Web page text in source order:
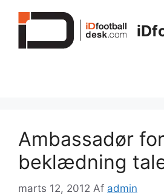
Ambassadør
beklædning
marts 12, 2012 Af admin